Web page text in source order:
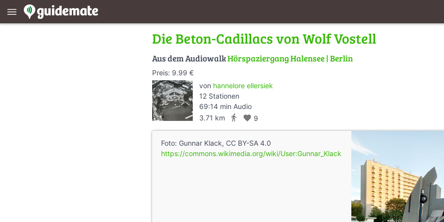
menu
Die Beton-Cadillacs von Wolf Vostell
Aus dem AudiowalkHörspaziergang Halensee | Berlin
Preis: 9.99 €
von hannelore ellersiek
12 Stationen
69:14 min Audio
3.71 km
directions_walk favorite 9
Foto: Gunnar Klack, CC BY-SA 4.0
https://commons.wikimedia.org/wiki/User:Gunnar_Klack